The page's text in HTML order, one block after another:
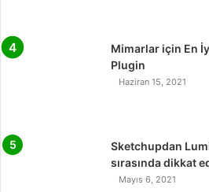
Mimarlar için En
Plugin
Haziran 15, 2021
Sketchupdan
sırasında dikkat
Mayıs 6, 2021